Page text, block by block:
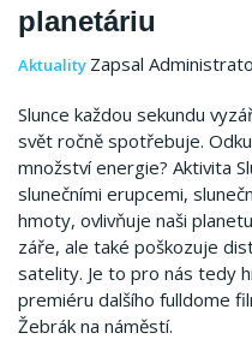
planetáriu
Aktuality Zapsal
Slunce každou sekundu
svět ročně spotřebuje.
množství energie? Aktivita
slunečními erupcemi,
hmoty, ovlivňuje naši
záře, ale také poškozuje
satelity. Je to pro nás tedy
premiéru dalšího fulldome
Žebrák na náměstí.